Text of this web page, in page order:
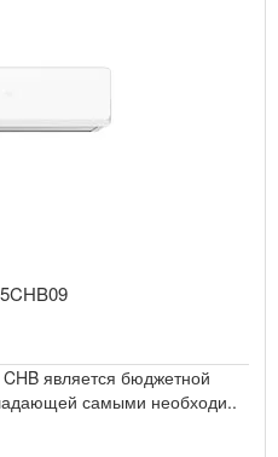
является бюджетной
самыми необходи..